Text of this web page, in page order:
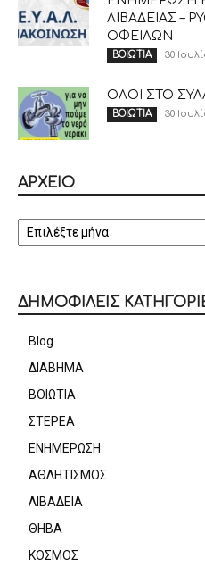
ΛΙΒΑΔΕΙΑΣ –
ΟΦΕΙΛΩΝ
ΒΟΙΩΤΙΑ 30
ΟΛΟΙ ΣΤΟ
ΒΟΙΩΤΙΑ 30
ΑΡΧΕΙΟ
ΔΗΜΟΦΙΛΕΙΣ
Blog
ΔΙΑΒΗΜΑ
ΒΟΙΩΤΙΑ
ΣΤΕΡΕΑ
ΕΝΗΜΕΡΩΣΗ
ΑΘΛΗΤΙΣΜΟΣ
ΛΙΒΑΔΕΙΑ
ΘΗΒΑ
ΚΟΣΜΟΣ